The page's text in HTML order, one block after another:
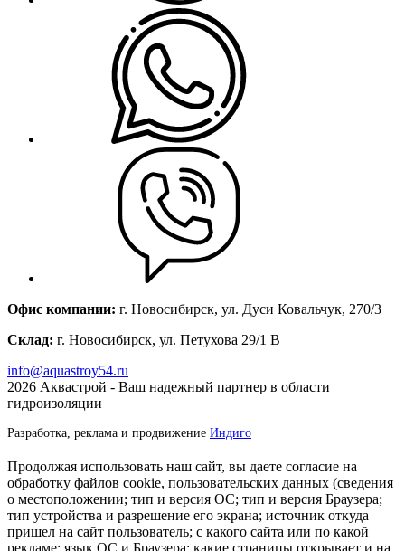
Офис компании: г. Новосибирск, ул. Дуси Ковальчук, 270/3
Склад: г. Новосибирск, ул. Петухова 29/1 В
info@aquastroy54.ru
2026 Аквастрой - Ваш надежный партнер в области
гидроизоляции
Разработка, реклама и продвижение Индиго
Продолжая использовать наш сайт, вы даете согласие на
обработку файлов cookie, пользовательских данных (сведения
о местоположении; тип и версия ОС; тип и версия Браузера;
тип устройства и разрешение его экрана; источник откуда
пришел на сайт пользователь; с какого сайта или по какой
рекламе; язык ОС и Браузера; какие страницы открывает и на